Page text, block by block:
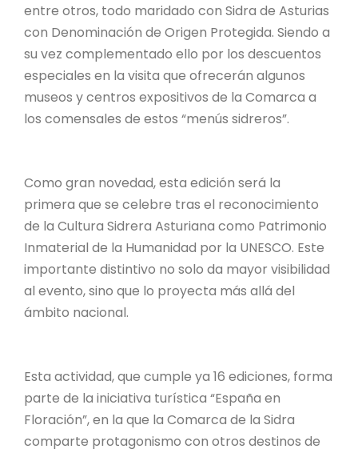
entre otros, todo maridado con Sidra de Asturias
con Denominación de Origen Protegida. Siendo a
su vez complementado ello por los descuentos
especiales en la visita que ofrecerán algunos
museos y centros expositivos de la Comarca a
los comensales de estos “menús sidreros”.
Como gran novedad, esta edición será la
primera que se celebre tras el reconocimiento
de la Cultura Sidrera Asturiana como Patrimonio
Inmaterial de la Humanidad por la UNESCO. Este
importante distintivo no solo da mayor visibilidad
al evento, sino que lo proyecta más allá del
ámbito nacional.
Esta actividad, que cumple ya 16 ediciones, forma
parte de la iniciativa turística “España en
Floración”, en la que la Comarca de la Sidra
comparte protagonismo con otros destinos de